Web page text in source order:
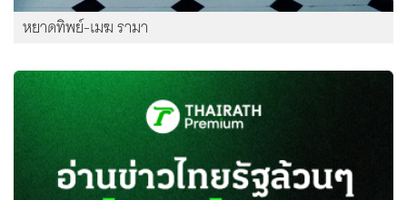
หยาดทิพย์-เมฆ รามา